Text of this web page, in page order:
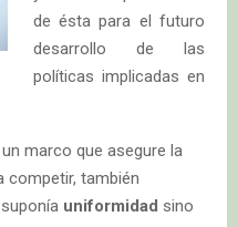
de ésta para el futuro
desarrollo de las
políticas implicadas en
marco que asegure la
competir, también
uniformidad sino